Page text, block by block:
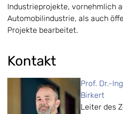
Industrieprojekte, vornehmlich
Automobilindustrie, als auch
Projekte bearbeitet.
Kontakt
Prof. Dr.-
Birkert
Leiter des